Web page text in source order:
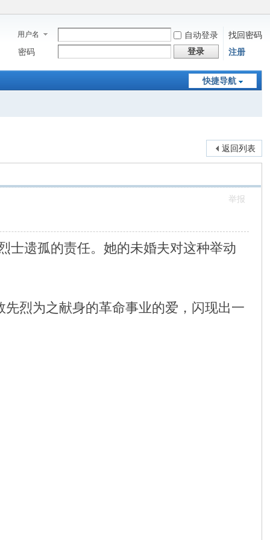
用户名 自动登录
找回密码
密码
登录 注册
快捷导航
返回列表
举报
士遗孤的责任。她的未婚夫对这种举动
烈为之献身的革命事业的爱，闪现出一